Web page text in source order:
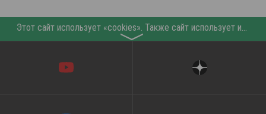
Этот сайт использует «cookies». Также сайт использует интернет-сервис для сбора технических данных касательно посетителей с целью получения маркетинговой и статистической информации. Условия обработки данных посетителей сайта см.
〉